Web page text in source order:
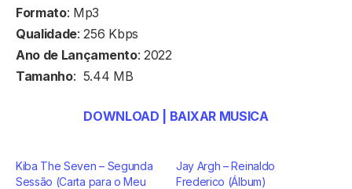
Formato: Mp3
Qualidade: 256 Kbps
Ano de Lançamento: 2022
Tamanho: 5.44 MB
DOWNLOAD | BAIXAR MUSICA
Kiba The Seven – Segunda
Sessão (Carta para o Meu
Jay Argh – Reinaldo
Frederico (Álbum)